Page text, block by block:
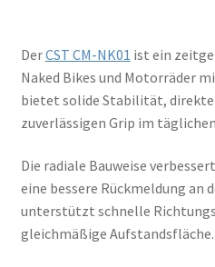
DerCST CM-NK01 ist ein
Naked Bikes und Motorräder
bietet solide Stabilität,
zuverlässigen Grip im
Die radiale Bauweise
eine bessere Rückmeldung an
unterstützt schnelle
gleichmäßige Aufstandsfläche.